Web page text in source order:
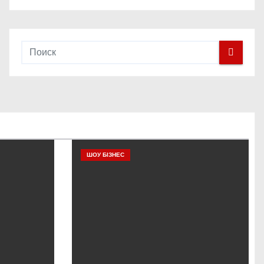
ШОУ БІЗНЕС